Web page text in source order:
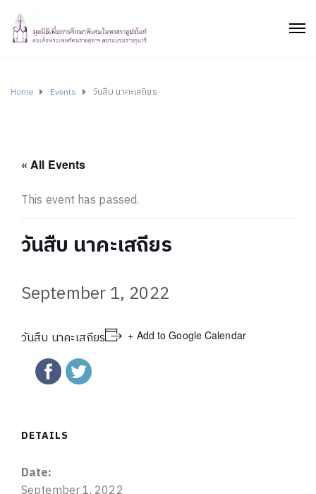
Home Events วันสืบ นาคะเสถียร
« All Events
This event has passed.
วันสืบ นาคะเสถียร
September 1, 2022
วันสืบ นาคะเสถียร + Add to Google Calendar
DETAILS
Date: